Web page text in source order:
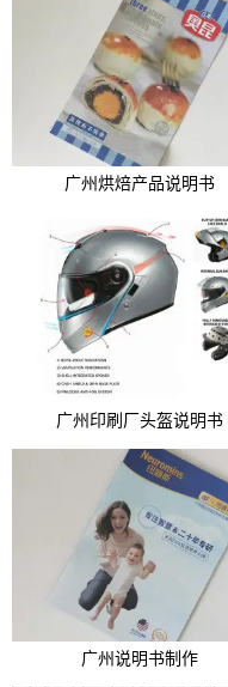
广州烘焙产品说明书
广州印刷厂头盔说明书
广州说明书制作